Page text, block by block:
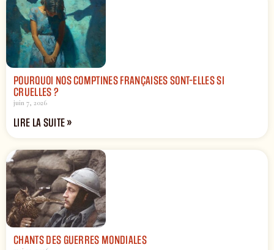
POURQUOI NOS COMPTINES FRANÇAISES SONT-ELLES SI
CRUELLES ?
juin 7, 2026
LIRE LA SUITE »
CHANTS DES GUERRES MONDIALES